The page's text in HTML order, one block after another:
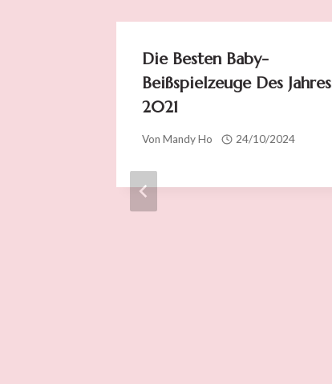
Die Besten Baby-
Beißspielzeuge Des Jahres
2021
Von Mandy Ho 24/10/2024